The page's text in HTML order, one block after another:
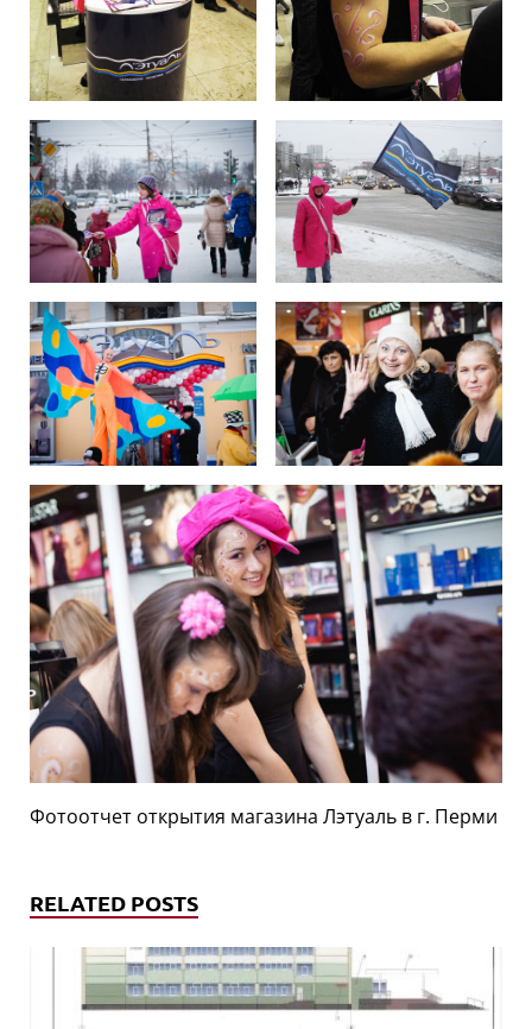
Фотоотчет открытия магазина Лэтуаль в г. Перми
RELATED POSTS